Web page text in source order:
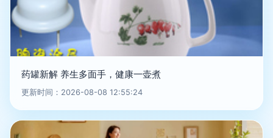
药罐新解 养生多面手，健康一壶煮
更新时间：2026-08-08 12:55:24